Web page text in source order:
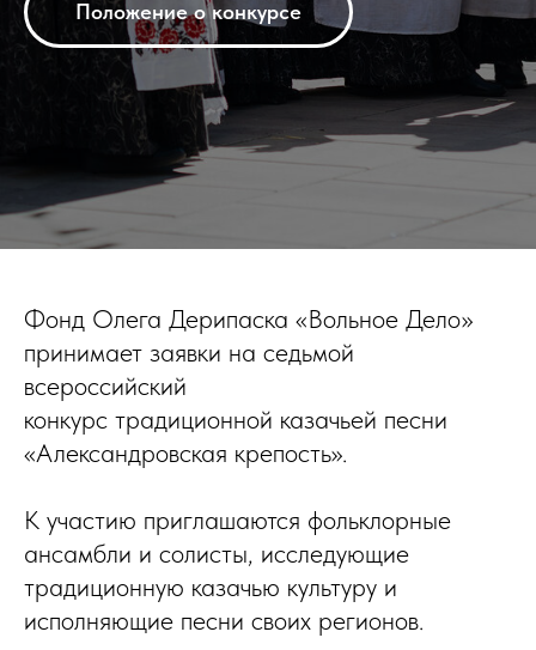
Положение о конкурсе
Фонд Олега Дерипаска «Вольное Дело»
принимает заявки на седьмой
всероссийский
конкурс традиционной казачьей песни
«Александровская крепость».
К участию приглашаются фольклорные
ансамбли и солисты, исследующие
традиционную казачью культуру и
исполняющие песни своих регионов.